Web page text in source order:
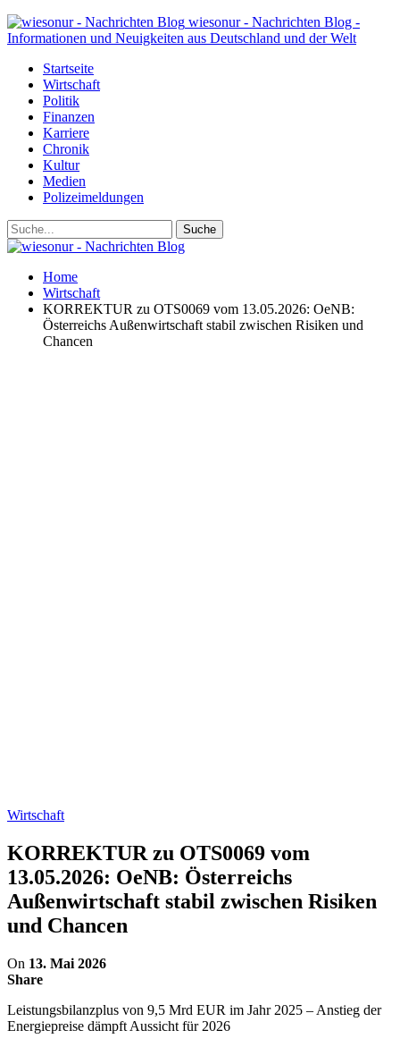
wiesonur - Nachrichten Blog -
Informationen und Neuigkeiten aus Deutschland und der Welt
Startseite
Wirtschaft
Politik
Finanzen
Karriere
Chronik
Kultur
Medien
Polizeimeldungen
Home
Wirtschaft
KORREKTUR zu OTS0069 vom 13.05.2026: OeNB:
Österreichs Außenwirtschaft stabil zwischen Risiken und
Chancen
Wirtschaft
KORREKTUR zu OTS0069 vom
13.05.2026: OeNB: Österreichs
Außenwirtschaft stabil zwischen Risiken
und Chancen
On 13. Mai 2026
Share
Leistungsbilanzplus von 9,5 Mrd EUR im Jahr 2025 – Anstieg der
Energiepreise dämpft Aussicht für 2026